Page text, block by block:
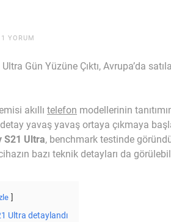
1 YORUM
Ultra Gün Yüzüne Çıktı, Avrupa’da
akıllı telefon modellerinin
yavaş yavaş ortaya çıkmaya
S21 Ultra, benchmark testinde
bazı teknik detayları da
Ultra detaylandı